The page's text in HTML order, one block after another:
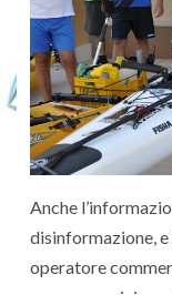
Anche
disinformazione,
operatore